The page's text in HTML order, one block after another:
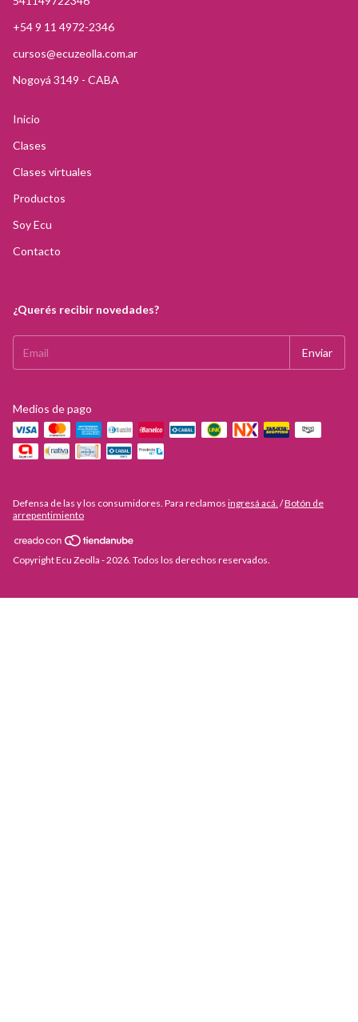
+54 9 11 4972-2346
cursos@ecuzeolla.com.ar
Nogoyá 3149 - CABA
Inicio
Clases
Clases virtuales
Productos
Soy Ecu
Contacto
¿Querés recibir novedades?
Medios de pago
Defensa de las y los consumidores. Para reclamos ingresá acá. /Botón de
arrepentimiento
Copyright Ecu Zeolla - 2026. Todos los derechos reservados.